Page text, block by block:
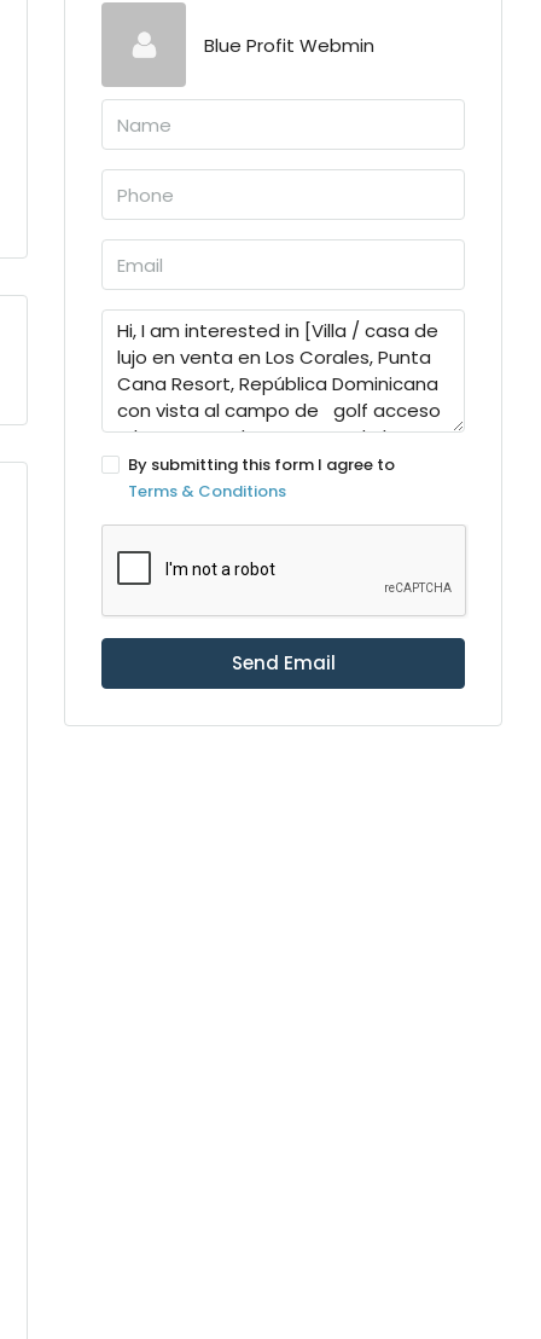
Blue Profit Webmin
By submitting this form I agree to
Terms & Conditions
Send Email